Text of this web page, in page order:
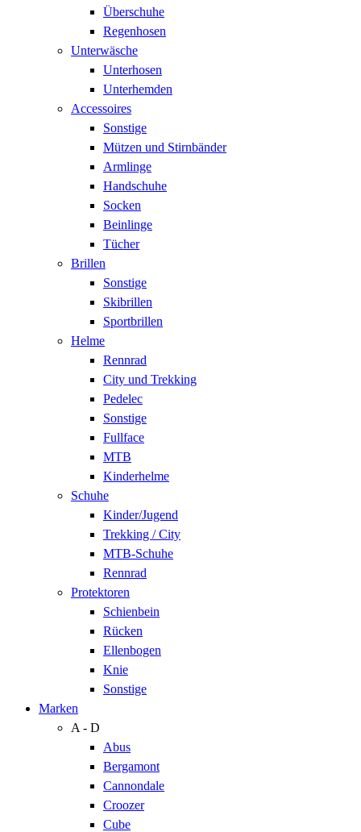
Überschuhe
Regenhosen
Unterwäsche
Unterhosen
Unterhemden
Accessoires
Sonstige
Mützen und Stirnbänder
Armlinge
Handschuhe
Socken
Beinlinge
Tücher
Brillen
Sonstige
Skibrillen
Sportbrillen
Helme
Rennrad
City und Trekking
Pedelec
Sonstige
Fullface
MTB
Kinderhelme
Schuhe
Kinder/Jugend
Trekking / City
MTB-Schuhe
Rennrad
Protektoren
Schienbein
Rücken
Ellenbogen
Knie
Sonstige
Marken
A - D
Abus
Bergamont
Cannondale
Croozer
Cube